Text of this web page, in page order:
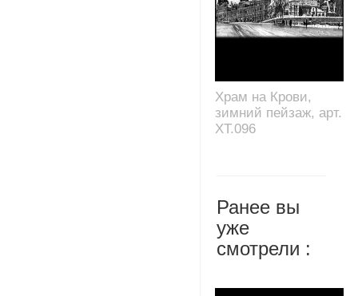
Храм на Крови,
зимний пейзаж, арт.
XT.096
Ранее вы
уже
смотрели :